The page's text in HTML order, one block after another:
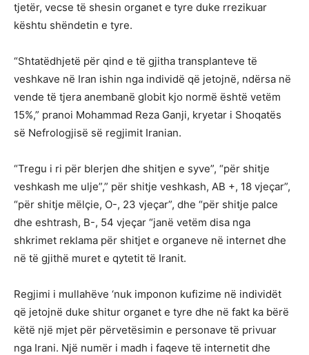
tjetër, vecse të shesin organet e tyre duke rrezikuar
kështu shëndetin e tyre.
“Shtatëdhjetë për qind e të gjitha transplanteve të
veshkave në Iran ishin nga individë që jetojnë, ndërsa në
vende të tjera anembanë globit kjo normë është vetëm
15%,” pranoi Mohammad Reza Ganji, kryetar i Shoqatës
së Nefrologjisë së regjimit Iranian.
“Tregu i ri për blerjen dhe shitjen e syve”, “për shitje
veshkash me ulje”,” për shitje veshkash, AB +, 18 vjeçar”,
“për shitje mëlçie, O-, 23 vjeçar”, dhe “për shitje palce
dhe eshtrash, B-, 54 vjeçar “janë vetëm disa nga
shkrimet reklama për shitjet e organeve në internet dhe
në të gjithë muret e qytetit të Iranit.
Regjimi i mullahëve ‘nuk imponon kufizime në individët
që jetojnë duke shitur organet e tyre dhe në fakt ka bërë
këtë një mjet për përvetësimin e personave të privuar
nga Irani. Një numër i madh i faqeve të internetit dhe